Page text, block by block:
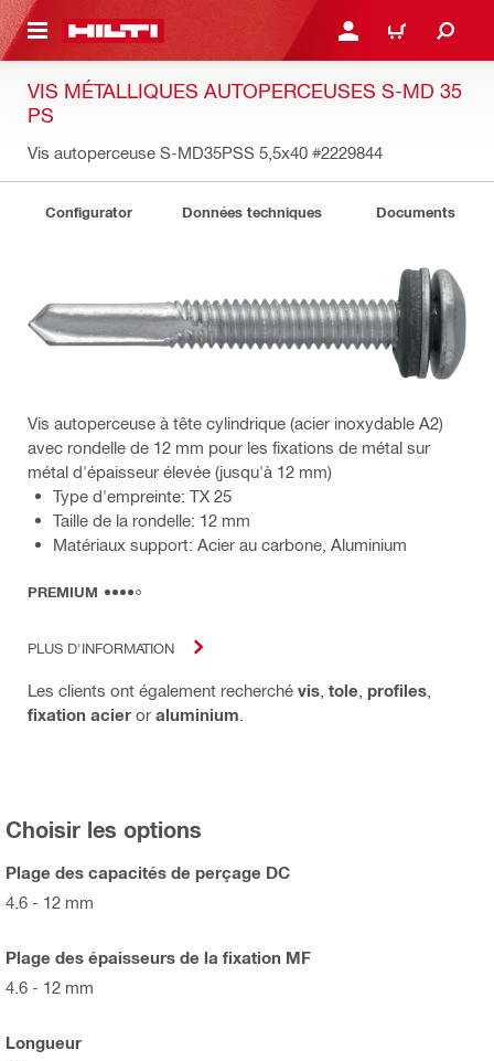
SE CONNECTER OU
PANIER
VIS MÉTALLIQUES AUTOPERCEUSES S-MD 35
PS
Vis autoperceuse S-MD35PSS 5,5x40 #2229844
Configurator Données techniques Documents
Vis autoperceuse à tête cylindrique (acier inoxydable A2)
avec rondelle de 12 mm pour les fixations de métal sur
métal d'épaisseur élevée (jusqu'à 12 mm)
Type d'empreinte: TX 25
Taille de la rondelle: 12 mm
Matériaux support: Acier au carbone, Aluminium
PREMIUM
PLUS D'INFORMATION
Les clients ont également recherché vis tole profiles
fixation acier or aluminium
Choisir les options
Plage des capacités de perçage DC
4.6 - 12 mm
Plage des épaisseurs de la fixation MF
4.6 - 12 mm
Longueur